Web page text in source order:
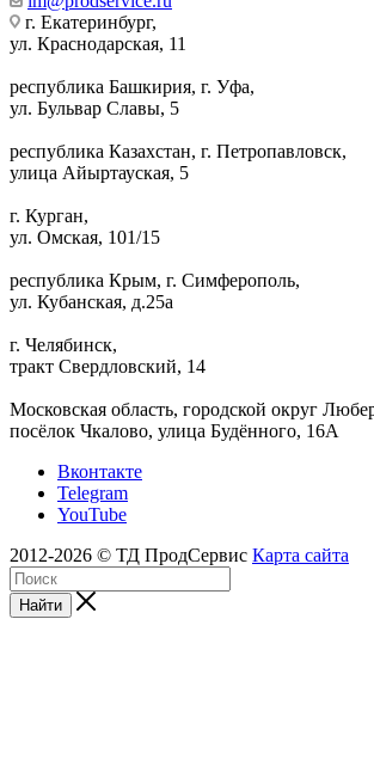
г. Екатеринбург,
ул. Краснодарская, 11
республика Башкирия, г. Уфа,
ул. Бульвар Славы, 5
республика Казахстан, г. Петропавловск,
улица Айыртауская, 5
г. Курган,
ул. Омская, 101/15
республика Крым, г. Симферополь,
ул. Кубанская, д.25а
г. Челябинск,
тракт Свердловский, 14
Московская область, городской округ
посёлок Чкалово, улица Будённого, 16А
Вконтакте
Telegram
YouTube
2012-2026 © ТД ПродСервис Карта сайта
Найти